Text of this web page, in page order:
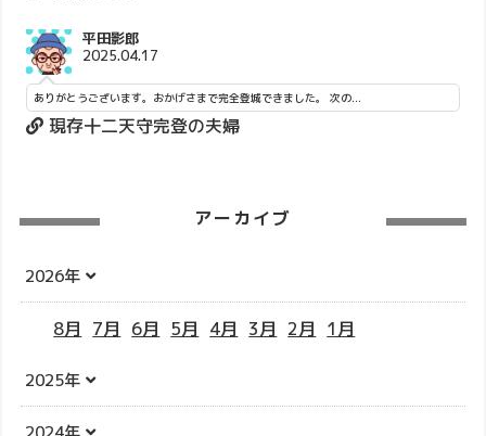
平田影郎
2025.04.17
ありがとうございます。おかげさまで完全登城できました。 次の...
現存十二天守完登の夫婦
アーカイブ
2026年
8月 7月 6月 5月 4月 3月 2月 1月
2025年